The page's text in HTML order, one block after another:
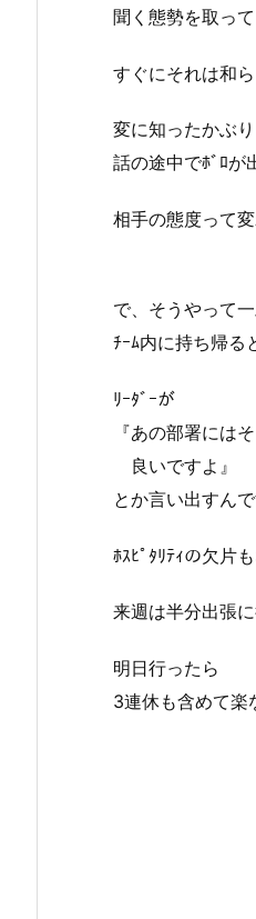
聞く態勢を取っ
すぐにそれは和ら
変に知ったかぶ
話の途中でﾎﾞﾛが
相手の態度って変
で、そうやって
ﾁｰﾑ内に持ち帰る
ﾘｰﾀﾞｰが
『あの部署には
良いですよ』
とか言い出すんで
ﾎｽﾋﾟﾀﾘﾃｨの欠片
来週は半分出張
明日行ったら
3連休も含めて楽